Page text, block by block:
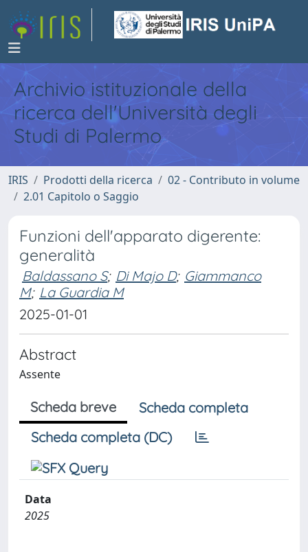
Archivio istituzionale della
ricerca dell'Università degli
Studi di Palermo
IRIS Prodotti della ricerca
02 - Contributo in volume
2.01 Capitolo o Saggio
Funzioni dell'apparato digerente:
generalità
Baldassano S; Di Majo D; Giammanco
M; La Guardia M
2025-01-01
Abstract
Assente
Scheda breve
Scheda completa
Scheda completa (DC)
Data
2025